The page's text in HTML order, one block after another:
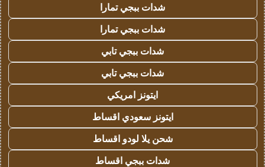
شدات ببجي تمارا
شدات ببجي تمارا
شدات ببجي تابي
شدات ببجي تابي
ايتونز امريكي
ايتونز سعودي اقساط
شحن يلا لودو اقساط
شدات ببجي اقساط